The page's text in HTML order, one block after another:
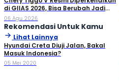
di GIIAS 2026, Bisa Berubah Jadi
Double Cabin
06 Agu 2026
Rekomendasi Untuk Kamu
Lihat Lainnya
Hyundai Creta Diuji Jalan, Bakal
Masuk Indonesia?
05 Mei 2020